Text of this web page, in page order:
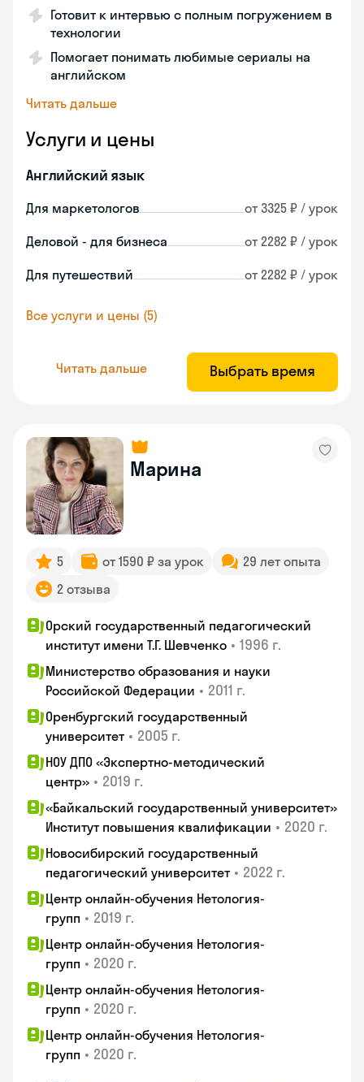
Готовит к интервью с полным погружением в
технологии
Помогает понимать любимые сериалы на
английском
Читать дальше
Услуги и цены
Английский язык
Для маркетологов от 3325 ₽ / урок
Деловой - для бизнеса от 2282 ₽ / урок
Для путешествий от 2282 ₽ / урок
Все услуги и цены (5)
Читать дальше Выбрать время
Марина
5 от 1590 ₽ за урок
29 лет опыта
2 отзыва
Орский государственный педагогический
институт имени Т.Г. Шевченко • 1996 г.
Министерство образования и науки
Российской Федерации • 2011 г.
Оренбургский государственный
университет • 2005 г.
НОУ ДПО «Экспертно-методический
центр» • 2019 г.
«Байкальский государственный университет»
Институт повышения квалификации • 2020 г.
Новосибирский государственный
педагогический университет • 2022 г.
Центр онлайн-обучения Нетология-
групп • 2019 г.
Центр онлайн-обучения Нетология-
групп • 2020 г.
Центр онлайн-обучения Нетология-
групп • 2020 г.
Центр онлайн-обучения Нетология-
групп • 2020 г.